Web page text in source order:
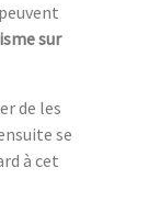
sur
de les
se
à cet